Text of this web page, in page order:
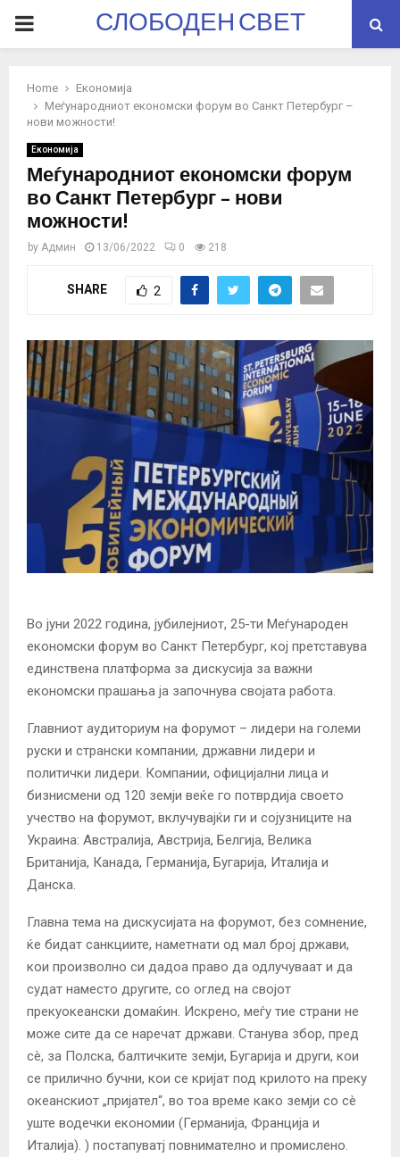
PRIMARYСЛОБОДЕН СВЕТ
Home
Економија
Меѓународниот економски форум во Санкт Петербург –
нови можности!
Економија
Меѓународниот економски форум
во Санкт Петербург – нови
можности!
by Админ 13/06/2022 0 218
SHARE 2
Во јуни 2022 година, јубилејниот, 25-ти Меѓународен
економски форум во Санкт Петербург, кој претставува
единствена платформа за дискусија за важни
економски прашања ја започнува својата работа.
Главниот аудиториум на форумот – лидери на големи
руски и странски компании, државни лидери и
политички лидери. Компании, официјални лица и
бизнисмени од 120 земји веќе го потврдија своето
учество на форумот, вклучувајќи ги и сојузниците на
Украина: Австралија, Австрија, Белгија, Велика
Британија, Канада, Германија, Бугарија, Италија и
Данска.
Главна тема на дискусијата на форумот, без сомнение,
ќе бидат санкциите, наметнати од мал број држави,
кои произволно си дадоа право да одлучуваат и да
судат наместо другите, со оглед на својот
прекуокеански домаќин. Искрено, меѓу тие страни не
може сите да се наречат држави. Станува збор, пред
сè, за Полска, балтичките земји, Бугарија и други, кои
се прилично бучни, кои се кријат под крилото на преку
океанскиот „пријател“, во тоа време како земји со сè
уште водечки економии (Германија, Франција и
Италија). ) постапуватј повнимателно и промислено.